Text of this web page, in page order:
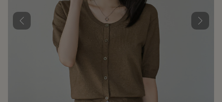
리뷰 카운트 영역
특스트라이프 링클원피스+스트링자켓SET
원
리뷰 카운트 영역